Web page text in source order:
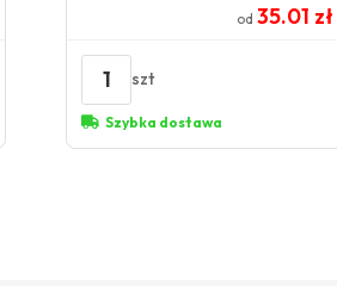
od35.01
1 szt
Szybka dostawa